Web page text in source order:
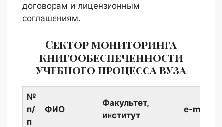
договорам и лицензионным
соглашениям.
Сектор мониторинга
книгообеспеченности
учебного процесса вуза
№
п/
п
ФИО
Факультет,
институт
e-mail,